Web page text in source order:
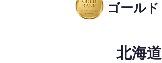
ゴールド
北海道